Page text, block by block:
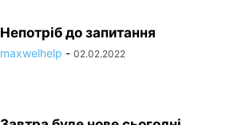
Непотріб до запитання
maxwelhelp - 02.02.2022